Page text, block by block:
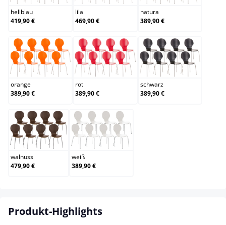
hellblau
419,90 €
lila
469,90 €
natura
389,90 €
orange
orange
389,90 €
rot
rot
389,90 €
schwarz
schwarz
389,90 €
walnuss
walnuss
479,90 €
weiß
weiß
389,90 €
Produkt-Highlights